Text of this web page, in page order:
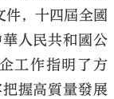
，十四屆全國
人民共和國公
工作指明了方
握高質量發展